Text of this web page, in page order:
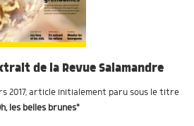
de la Revue Salamandre
2017, article initialement paru sous le titre
les belles brunes"